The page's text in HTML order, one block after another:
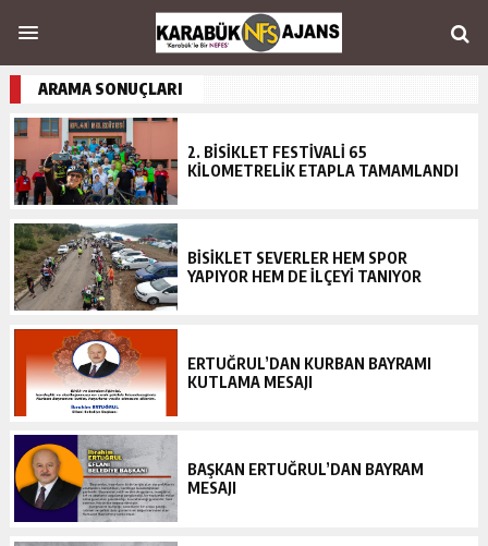
ARAMA SONUÇLARI
2. BİSİKLET FESTİVALİ 65
KİLOMETRELİK ETAPLA TAMAMLANDI
BİSİKLET SEVERLER HEM SPOR
YAPIYOR HEM DE İLÇEYİ TANIYOR
ERTUĞRUL’DAN KURBAN BAYRAMI
KUTLAMA MESAJI
BAŞKAN ERTUĞRUL’DAN BAYRAM
MESAJI